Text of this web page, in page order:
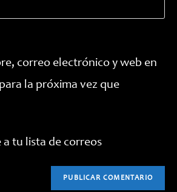
correo electrónico y web en
la próxima vez que
a tu lista de correos